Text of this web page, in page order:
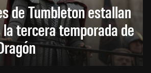
de Tumbleton estallan
tercera temporada de